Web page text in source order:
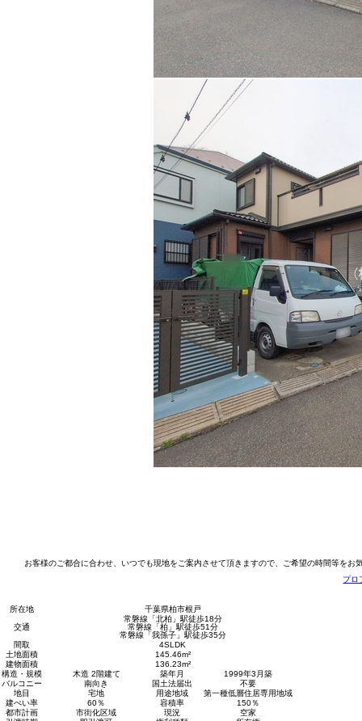
お客様のご都合に合わせ、いつでも現地をご案内させて頂きますので、ご希望の時間等を
プロ
所在地
千葉県柏市根戸
交通
常磐線「北柏」駅徒歩18分
常磐線「柏」駅徒歩51分
常磐線「我孫子」駅徒歩35分
間取
4SLDK
土地面積
145.46m²
建物面積
136.23m²
構造・規模
木造 2階建て 築年月
1999年3月築
バルコニー
南向き 国土法届出
不要
地目
宅地 用途地域
第一種低層住居専用地域
建ぺい率
60％ 容積率
150％
都市計画
市街化区域 現況
空家